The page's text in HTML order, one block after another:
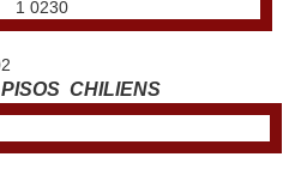
CHILIENS